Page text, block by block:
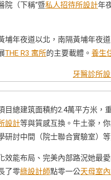
院（下稱“暨私人招待所設計年
年夜道以北，南隔黃埔年夜道
THE R3 寓所的主要載體。 養生
牙醫診所
目總建筑面積約2.4萬平方米，
設計等與質感互換。牛土豪，
討中間（院士聯合實驗室）等
效能布局、完美內部路況她最
了零綠設計師點零一公天母室